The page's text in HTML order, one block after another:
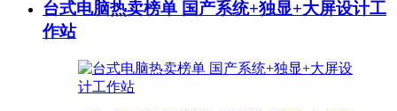
台式电脑热卖榜单 国产系统+独显+大屏设计工
作站